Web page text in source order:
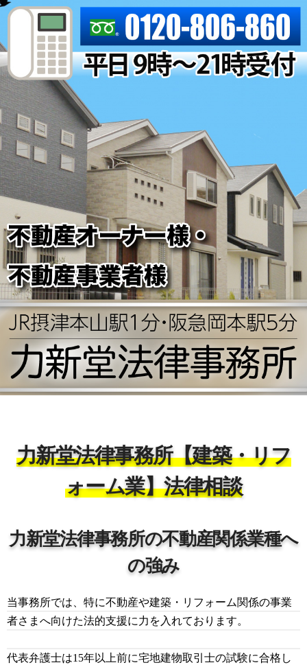
力新堂法律事務所【建築・リフ
ォーム業】法律相談
力新堂法律事務所の不動産関係業種へ
の強み
当事務所では、特に不動産や建築・リフォーム関係の事業
者さまへ向けた法的支援に力を入れております。
代表弁護士は15年以上前に宅地建物取引士の試験に合格し